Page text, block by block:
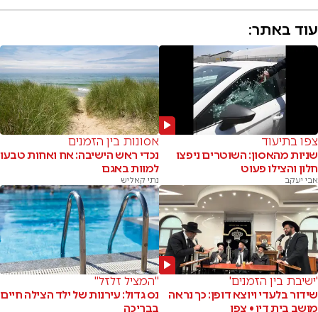
עוד באתר:
צפו בתיעוד
שניות מהאסון: השוטרים ניפצו
חלון והצילו פעוט
אבי יעקב
אסונות בין הזמנים
נכדי ראש הישיבה: אח ואחות טבעו
למוות באגם
נתי קאליש
'ישיבת בין הזמנים'
שידור בלעדי ויוצא דופן: כך נראה
מושב בית דין • צפו
"המציל זלזל"
נס גדול: עירנות של ילד הצילה חיים
בבריכה